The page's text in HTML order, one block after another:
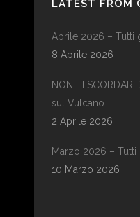
LATEST FROM
Aprile 2026 – Tutti
8 Aprile 2026
NON TI SCORDAR
sul Vulcano
2 Aprile 2026
Marzo 2026 – Tutti
10 Marzo 2026